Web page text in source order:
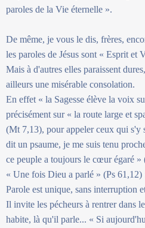
paroles de la Vie éternelle ».
De même, je vous le dis, frères,
les paroles de Jésus sont « Esprit et
Mais à d'autres elles paraissent
ailleurs une misérable consolation.
En effet « la Sagesse élève la voix
précisément sur « la route large et
(Mt 7,13), pour appeler ceux qui s'y
dit un psaume, je me suis tenu
ce peuple a toujours le cœur égaré »
« Une fois Dieu a parlé » (Ps 61,12)
Parole est unique, sans interruption
Il invite les pécheurs à rentrer dans
habite, là qu'il parle... « Si